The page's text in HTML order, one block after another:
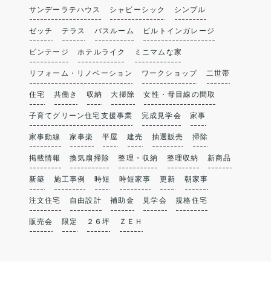
サンデーラテハウス シャビーシック シンプル
ゼッチ テラス バスルーム ビルトインガレージ
ビンテージ ホテルライク ミニマムな家
リフォーム・リノベーション ワークショップ 二世帯
住宅 共働き 収納 大掃除 女性・母目線の間取
子育てグリーン住宅支援事業 完成見学会 家事
家事動線 家事楽 平屋 建売 抽選販売 掃除
掲載情報 換気扇掃除 整理・収納 整理収納 新商品
新築 施工事例 時短 時短家事 更新 朝家事
注文住宅 自由設計 補助金 見学会 規格住宅
販売会 限定 ２６坪 ＺＥＨ